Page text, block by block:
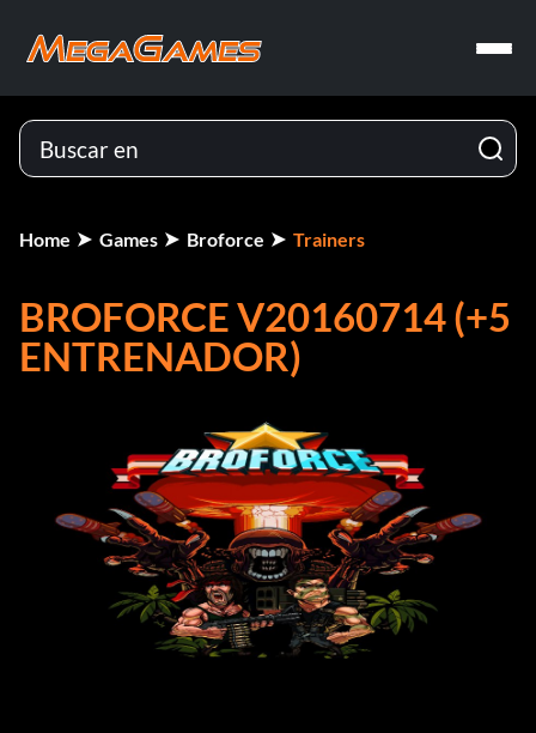
Home Games Broforce Trainers
BROFORCE V20160714 (+5
ENTRENADOR)